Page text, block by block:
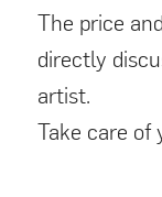
The price
directly
artist.
Take care of